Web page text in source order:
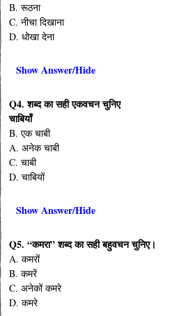
B. रूठना
C. नीचा दिखाना
D. धोखा देना
Show Answer/Hide
Q4. शब्द का सही एकवचन चुनिए
चाबियाँ
B. एक चाबी
A. अनेक चाबी
C. चाबी
D. चाबियों
Show Answer/Hide
Q5. “कमरा” शब्द का सही बहुवचन चुनिए।
A. कमरों
B. कमरें
C. अनेकों कमरे
D. कमरे